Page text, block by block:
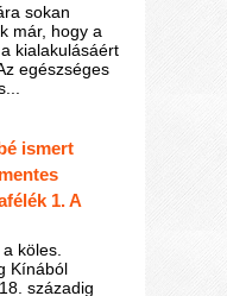
sokan
már, hogy a
kialakulásáért
egészséges
ismert
1. A
köles.
Kínából
századig